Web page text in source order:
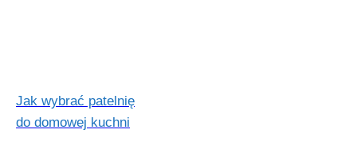
Jak wybrać patelnię
do domowej kuchni